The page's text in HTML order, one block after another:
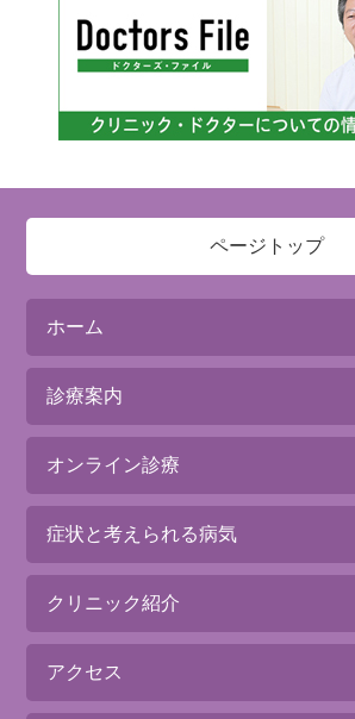
ページトップ
ホーム
診療案内
オンライン診療
症状と考えられる病気
クリニック紹介
アクセス